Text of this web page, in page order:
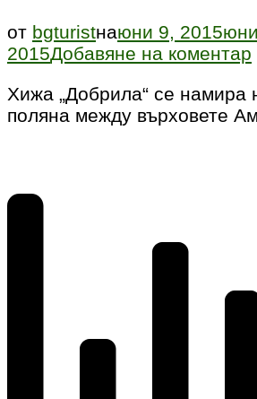
от bgturistнаюни 9, 2015
2015Добавяне на коментар
Хижа „Добрила“ се намира
поляна между върховете